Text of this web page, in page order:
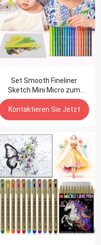
Set Smooth Fineliner
Sketch Mini Micro zum
Zeichnen Finecolour Point
Permanent Red Twin Dual
Double Filz Marker mit feiner
Kontaktieren Sie Jetzt